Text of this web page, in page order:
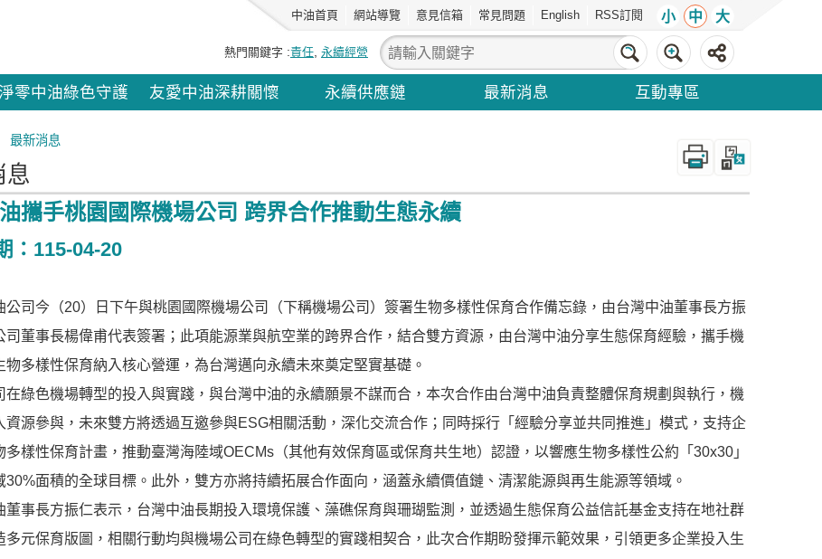
中油首頁 網站導覽 意見信箱 常見問題 English RSS訂閱 小 中 大
熱門關鍵字 責任 永續經營
零中油綠色守護 友愛中油深耕關懷 永續供應鏈 最新消息 互動專區
最新消息
息 _
攜手桃園國際機場公司 跨界合作推動生態永續
：115-04-20
司今（20）日下午與桃園國際機場公司（下稱機場公司）簽署生物多樣性保育合作備忘錄，由台灣中油董事長方振
司董事長楊偉甫代表簽署；此項能源業與航空業的跨界合作，結合雙方資源，由台灣中油分享生態保育經驗，攜手機
物多樣性保育納入核心營運，為台灣邁向永續未來奠定堅實基礎。
綠色機場轉型的投入與實踐，與台灣中油的永續願景不謀而合，本次合作由台灣中油負責整體保育規劃與執行，機
資源參與，未來雙方將透過互邀參與ESG相關活動，深化交流合作；同時採行「經驗分享並共同推進」模式，支持企
多樣性保育計畫，推動臺灣海陸域OECMs（其他有效保育區或保育共生地）認證，以響應生物多樣性公約「30x30」
30%面積的全球目標。此外，雙方亦將持續拓展合作面向，涵蓋永續價值鏈、清潔能源與再生能源等領域。
事長方振仁表示，台灣中油長期投入環境保護、藻礁保育與珊瑚監測，並透過生態保育公益信託基金支持在地社群
多元保育版圖，相關行動均與機場公司在綠色轉型的實踐相契合，此次合作期盼發揮示範效果，引領更多企業投入生